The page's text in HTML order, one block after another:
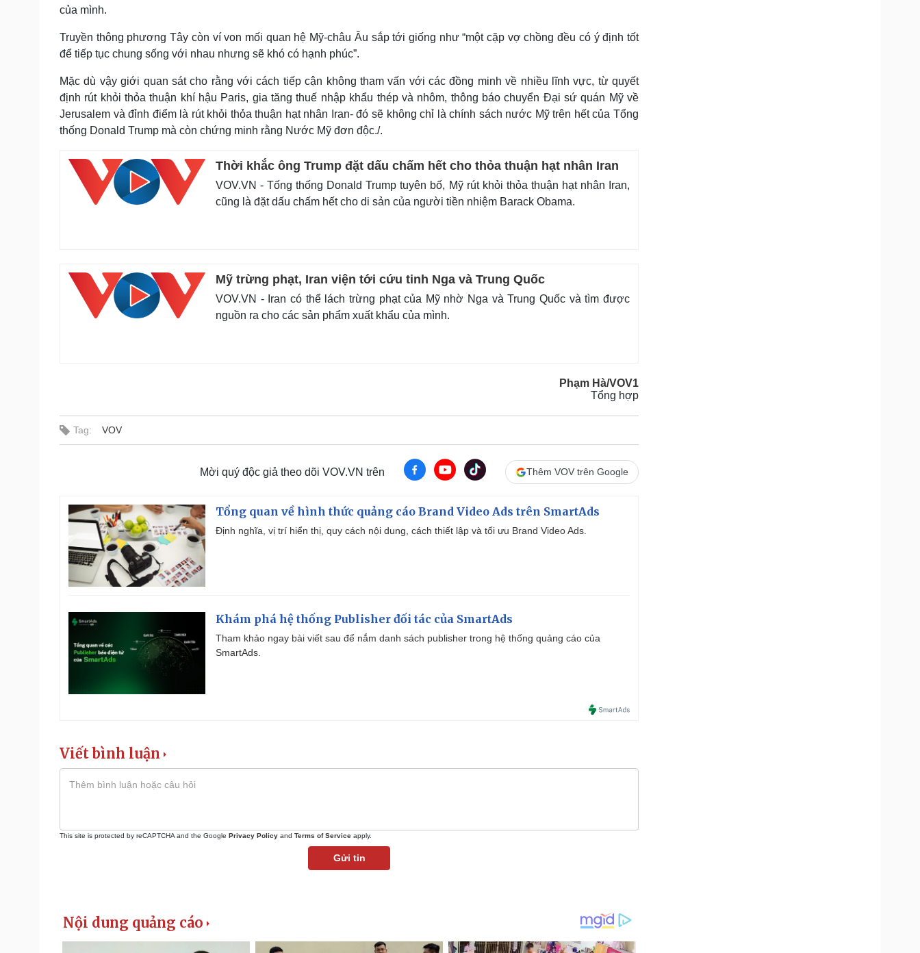
của mình.
Truyền thông phương Tây còn ví von mối quan hệ Mỹ-châu Âu sắp tới giống như “một cặp vợ chồng đều có ý định tốt
để tiếp tục chung sống với nhau nhưng sẽ khó có hạnh phúc”.
Mặc dù vậy giới quan sát cho rằng với cách tiếp cận không tham vấn với các đồng minh về nhiều lĩnh vực, từ quyết
định rút khỏi thỏa thuận khí hậu Paris, gia tăng thuế nhập khẩu thép và nhôm, thông báo chuyển Đại sứ quán Mỹ về
Jerusalem và đỉnh điểm là rút khỏi thỏa thuận hạt nhân Iran- đó sẽ không chỉ là chính sách nước Mỹ trên hết của Tổng
thống Donald Trump mà còn chứng minh rằng Nước Mỹ đơn độc./.
Thời khắc ông Trump đặt dấu chấm hết cho thỏa thuận hạt nhân Iran
VOV.VN - Tống thống Donald Trump tuyên bố, Mỹ rút khỏi thỏa thuận hạt nhân Iran,
cũng là đặt dấu chấm hết cho di sản của người tiền nhiệm Barack Obama.
Mỹ trừng phạt, Iran viện tới cứu tinh Nga và Trung Quốc
VOV.VN - Iran có thể lách trừng phạt của Mỹ nhờ Nga và Trung Quốc và tìm được
nguồn ra cho các sản phẩm xuất khẩu của mình.
Phạm Hà/VOV1
Tổng hợp
Tag: VOV
Mời quý độc giả theo dõi VOV.VN trên Thêm VOV trên Google
Tổng quan về hình thức quảng cáo Brand Video Ads trên SmartAds
Định nghĩa, vị trí hiển thị, quy cách nội dung, cách thiết lập và tối ưu Brand Video Ads.
Khám phá hệ thống Publisher đối tác của SmartAds
Tham khảo ngay bài viết sau để nắm danh sách publisher trong hệ thống quảng cáo của
SmartAds.
Viết bình luận
This site is protected by reCAPTCHA and the Google Privacy Policy and Terms of Service apply.
Gửi tin